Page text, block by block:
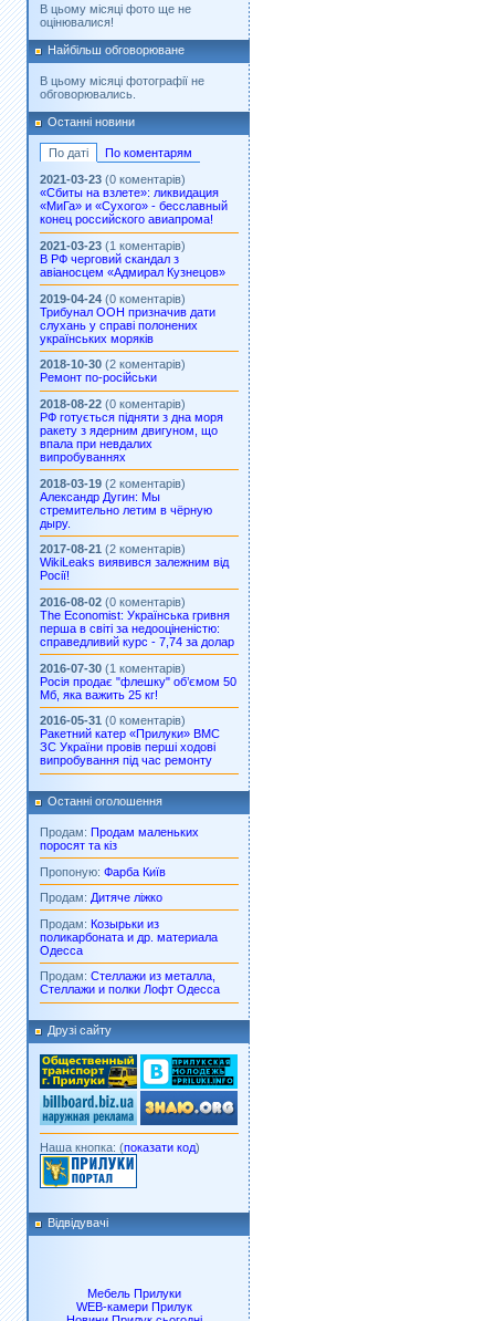
В цьому місяці фото ще не
оцінювалися!
Найбільш обговорюване
В цьому місяці фотографії не
обговорювались.
Останні новини
По даті
По коментарям
2021-03-23 (0 коментарів)
«Сбиты на взлете»: ликвидация
«МиГа» и «Сухого» - бесславный
конец российского авиапрома!
2021-03-23 (1 коментарів)
В РФ черговий скандал з
авіаносцем «Адмирал Кузнецов»
2019-04-24 (0 коментарів)
Трибунал ООН призначив дати
слухань у справі полонених
українських моряків
2018-10-30 (2 коментарів)
Ремонт по-російськи
2018-08-22 (0 коментарів)
РФ готується підняти з дна моря
ракету з ядерним двигуном, що
впала при невдалих
випробуваннях
2018-03-19 (2 коментарів)
Александр Дугин: Мы
стремительно летим в чёрную
дыру.
2017-08-21 (2 коментарів)
WikiLeaks виявився залежним від
Росії!
2016-08-02 (0 коментарів)
The Economist: Українська гривня
перша в світі за недооціненістю:
справедливий курс - 7,74 за долар
2016-07-30 (1 коментарів)
Росія продає "флешку" об’ємом 50
Мб, яка важить 25 кг!
2016-05-31 (0 коментарів)
Ракетний катер «Прилуки» ВМС
ЗС України провів перші ходові
випробування під час ремонту
Останні оголошення
Продам: Продам маленьких
поросят та кіз
Пропоную: Фарба Київ
Продам: Дитяче ліжко
Продам: Козырьки из
поликарбоната и др. материала
Одесса
Продам: Стеллажи из металла,
Стеллажи и полки Лофт Одесса
Друзі сайту
Наша кнопка: (показати код)
Відвідувачі
Мебель Прилуки
WEB-камери Прилук